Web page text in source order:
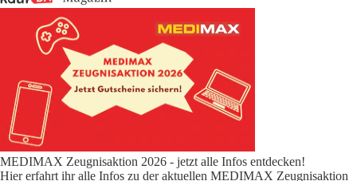
MEDIMAX Zeugnisaktion 2026 - jetzt alle Infos entdecken!
Hier erfahrt ihr alle Infos zu der aktuellen MEDIMAX Zeugnisaktion